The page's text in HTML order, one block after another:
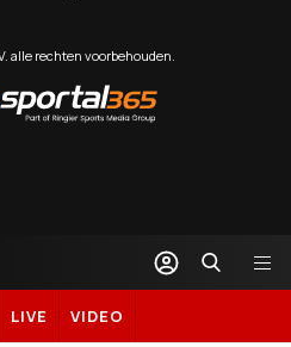
alle rechten voorbehouden.
by
Sportal365
LIVE VIDEO